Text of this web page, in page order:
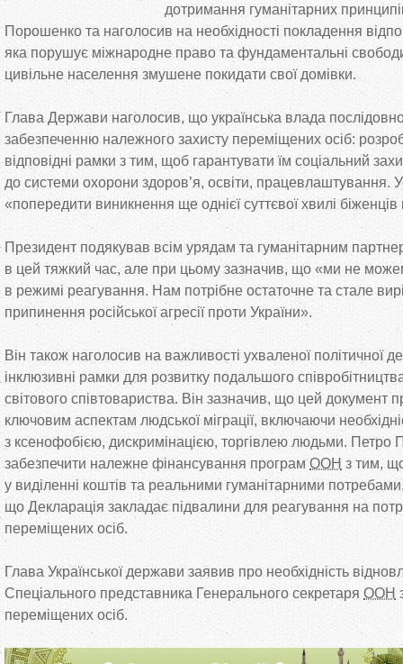
дотримання гуманітарних
Порошенко та наголосив на необхідності покладення
яка порушує міжнародне право та фундаментальні
цивільне населення змушене покидати свої домівки.
Глава Держави наголосив, що українська влада
забезпеченню належного захисту переміщених осіб:
відповідні рамки з тим, щоб гарантувати їм соціальний
до системи охорони здоров’я, освіти, працевлаштування.
«попередити виникнення ще однієї суттєвої хвилі біженців
Президент подякував всім урядам та гуманітарним
в цей тяжкий час, але при цьому зазначив, що «ми не
в режимі реагування. Нам потрібне остаточне та стале
припинення російської агресії проти України».
Він також наголосив на важливості ухваленої політичної
інклюзивні рамки для розвитку подальшого
світового співтовариства. Він зазначив, що цей документ
ключовим аспектам людської міграції, включаючи
з ксенофобією, дискримінацією, торгівлею людьми. Петро
забезпечити належне фінансування програмООН з тим,
у виділенні коштів та реальними гуманітарними
що Декларація закладає підвалини для реагування на
переміщених осіб.
Глава Української держави заявив про необхідність
Спеціального представника Генерального секретаря ООН
переміщених осіб.